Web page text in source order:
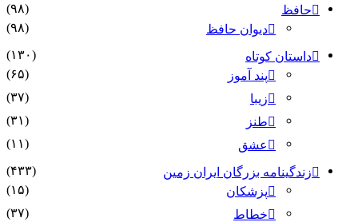
حافظ
(۹۸)
دیوان حافظ
(۹۸)
داستان کوتاه
(۱۳۰)
پند آموز
(۶۵)
زیبا
(۳۷)
طنز
(۳۱)
عشق
(۱۱)
زندگینامه بزرگان ایران زمین
(۴۳۳)
پزشکان
(۱۵)
خطاط
(۳۷)